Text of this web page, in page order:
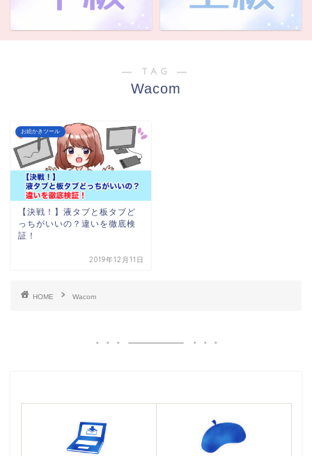
― TAG ―
Wacom
お絵かきツール
【決戦！】液タブと板タブど
っちがいいの？違いを徹底検
証！
2019年12月11日
HOME Wacom